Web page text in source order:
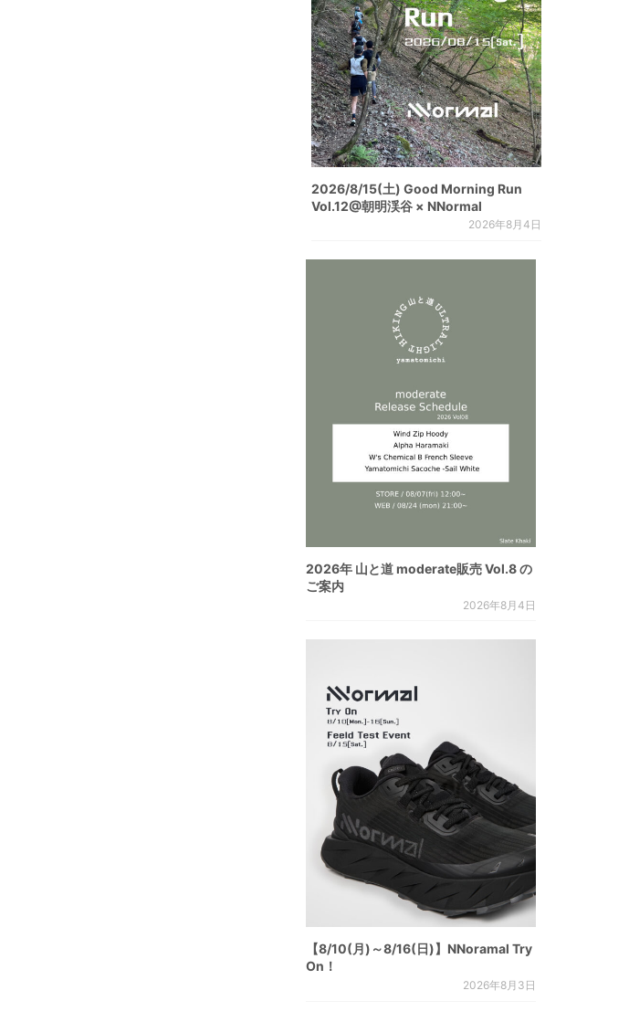
2026/8/15(土) Good Morning Run
Vol.12@朝明渓谷 × NNormal
2026年8月4日
2026年 山と道 moderate販売 Vol.8 の
ご案内
2026年8月4日
【8/10(月)～8/16(日)】NNoramal Try
On！
2026年8月3日